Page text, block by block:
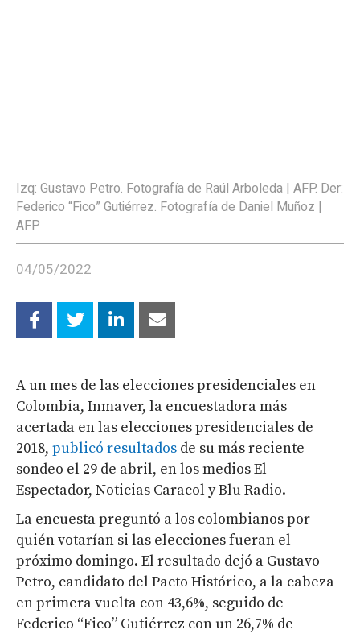
Izq: Gustavo Petro. Fotografía de Raúl Arboleda | AFP. Der:
Federico “Fico” Gutiérrez. Fotografía de Daniel Muñoz |
AFP
04/05/2022
A un mes de las elecciones presidenciales en
Colombia, Inmaver, la encuestadora más
acertada en las elecciones presidenciales de
2018, publicó resultados de su más reciente
sondeo el 29 de abril, en los medios El
Espectador, Noticias Caracol y Blu Radio.
La encuesta preguntó a los colombianos por
quién votarían si las elecciones fueran el
próximo domingo. El resultado dejó a Gustavo
Petro, candidato del Pacto Histórico, a la cabeza
en primera vuelta con 43,6%, seguido de
Federico “Fico” Gutiérrez con un 26,7% de